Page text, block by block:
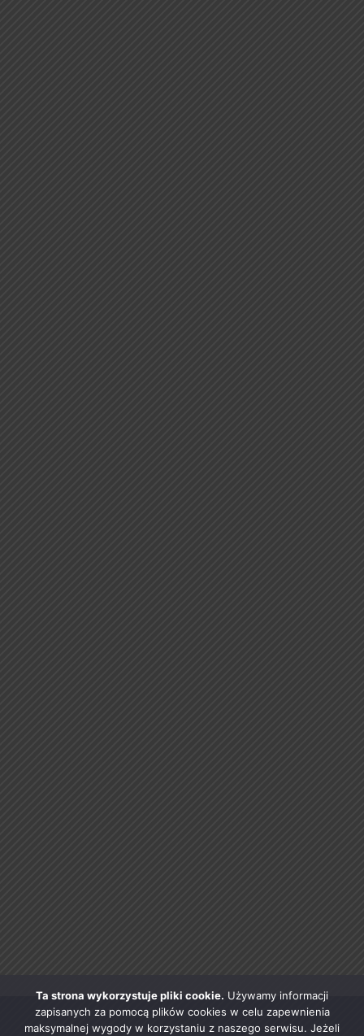
Ta strona wykorzystuje pliki cookie. Używamy informacji
zapisanych za pomocą plików cookies w celu zapewnienia
maksymalnej wygody w korzystaniu z naszego serwisu. Jeżeli